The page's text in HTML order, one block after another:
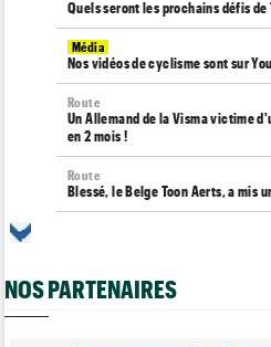
Quels seront les prochains défis de
Média
Nos vidéos de cyclisme sont sur
Route
Un Allemand de la Visma victime
en 2 mois !
Route
Blessé, le Belge Toon Aerts, a mis
Tour de France Femmes
Niedermaier : "On savait que Kasia
NOS PARTENAIRES